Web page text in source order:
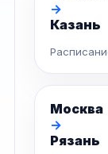
→
Казань
Москва
→
Рязань